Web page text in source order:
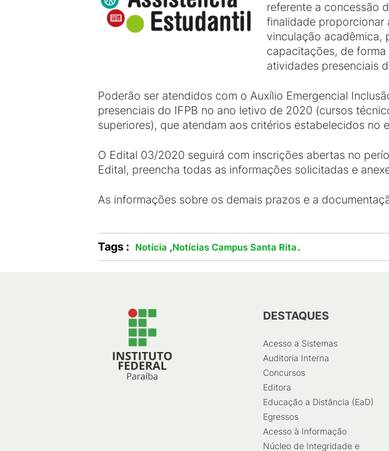
referente a concessão
finalidade proporcionar
vinculação acadêmica,
capacitações, de
atividades presenciais
Poderão ser atendidos com o Auxílio Emergencial
presenciais do IFPB no ano letivo de 2020 (cursos
superiores), que atendam aos critérios estabelecidos no
O Edital 03/2020 seguirá com inscrições abertas no
Edital, preencha todas as informações solicitadas e
As informações sobre os demais prazos e a
Tags : Notícia ,Notícias Campus Santa Rita.
DESTAQUES
Acesso a Sistemas
Auditoria Interna
Concursos
Editora
Educação a Distância (EaD)
Egressos
Acesso à Informação
Núcleo de Integridade e